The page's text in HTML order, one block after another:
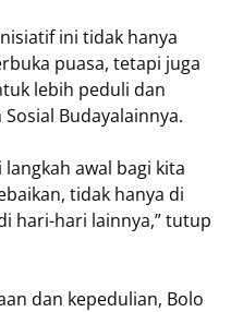
ini tidak hanya
puasa, tetapi juga
lebih peduli dan
Budayalainnya.
awal bagi kita
tidak hanya di
hari-hari lainnya,” tutup
dan kepedulian, Bolo